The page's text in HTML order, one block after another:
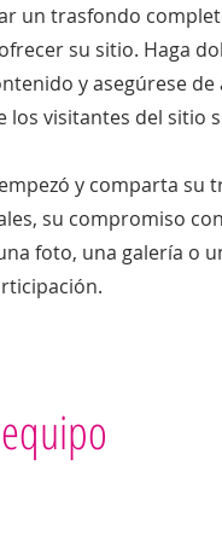
un trasfondo
su sitio. Haga
y asegúrese
los visitantes del sitio
y comparta su
su compromiso
foto, una galería o